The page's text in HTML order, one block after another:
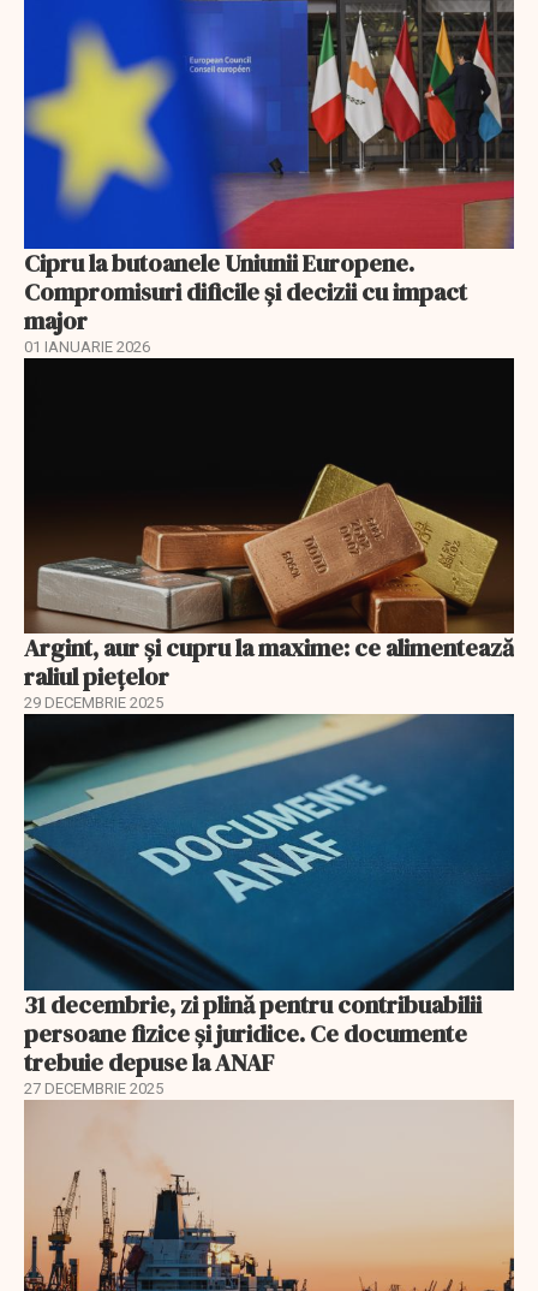
Cipru la butoanele Uniunii Europene.
Compromisuri dificile și decizii cu impact
major
01 IANUARIE 2026
Argint, aur și cupru la maxime: ce alimentează
raliul piețelor
29 DECEMBRIE 2025
31 decembrie, zi plină pentru contribuabilii
persoane fizice şi juridice. Ce documente
trebuie depuse la ANAF
27 DECEMBRIE 2025